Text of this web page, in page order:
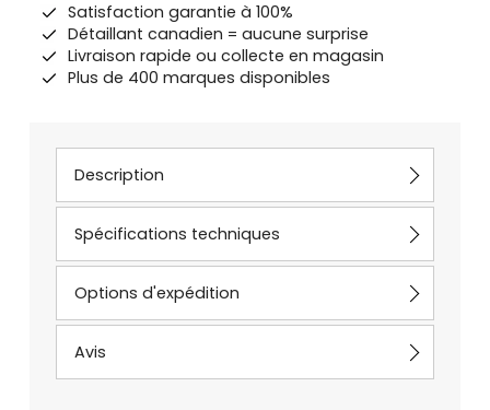
Satisfaction garantie à 100%
Détaillant canadien = aucune surprise
Livraison rapide ou collecte en magasin
Plus de 400 marques disponibles
Description
Spécifications techniques
Options d'expédition
Avis